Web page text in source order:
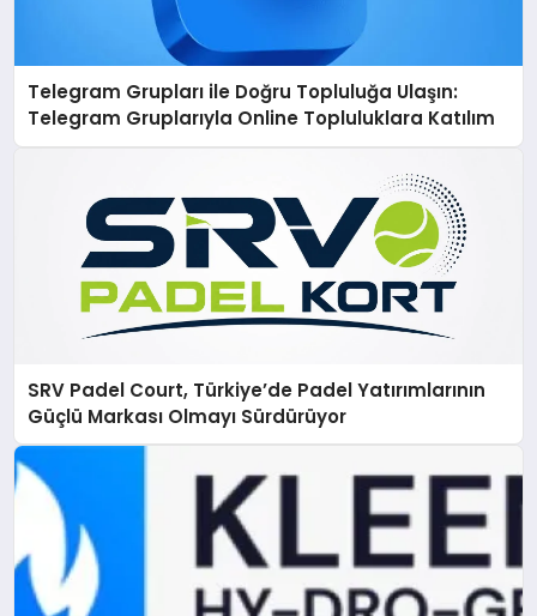
Telegram Grupları ile Doğru Topluluğa Ulaşın:
Telegram Gruplarıyla Online Topluluklara Katılım
SRV Padel Court, Türkiye’de Padel Yatırımlarının
Güçlü Markası Olmayı Sürdürüyor